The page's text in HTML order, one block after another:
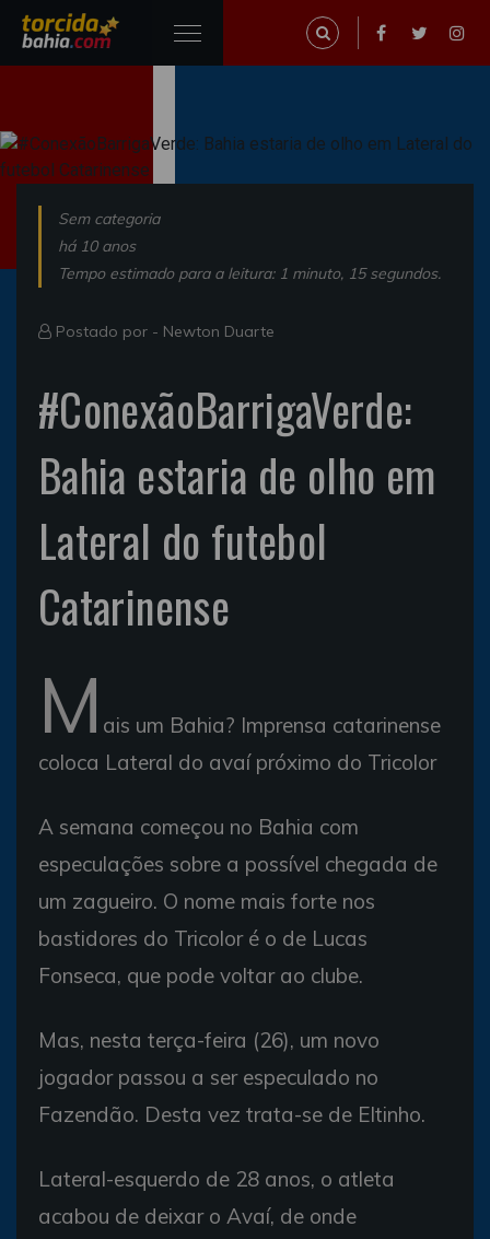
Sem categoria
há 10 anos
Tempo estimado para a leitura: 1 minuto, 15 segundos.
Postado por - Newton Duarte
#ConexãoBarrigaVerde:
Bahia estaria de olho em
Lateral do futebol
Catarinense
M ais um Bahia? Imprensa catarinense
coloca Lateral do avaí próximo do Tricolor
A semana começou no Bahia com
especulações sobre a possível chegada de
um zagueiro. O nome mais forte nos
bastidores do Tricolor é o de Lucas
Fonseca, que pode voltar ao clube.
Mas, nesta terça-feira (26), um novo
jogador passou a ser especulado no
Fazendão. Desta vez trata-se de Eltinho.
Lateral-esquerdo de 28 anos, o atleta
acabou de deixar o Avaí, de onde